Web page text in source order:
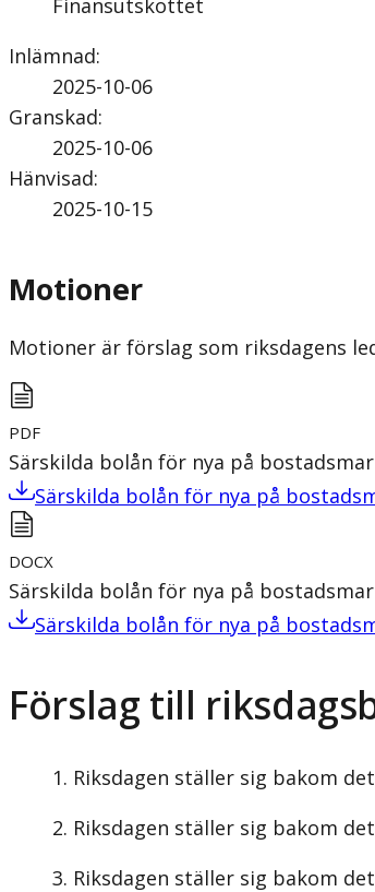
Inlämnad:
2025-10-06
Granskad:
2025-10-06
Hänvisad:
2025-10-15
Motioner
Motioner är förslag som riksdagens
PDF
Särskilda bolån för nya på
Särskilda bolån för nya på
DOCX
Särskilda bolån för nya på
Särskilda bolån för nya på
Förslag till
Riksdagen ställer sig bakom
Riksdagen ställer sig bakom
Riksdagen ställer sig bakom